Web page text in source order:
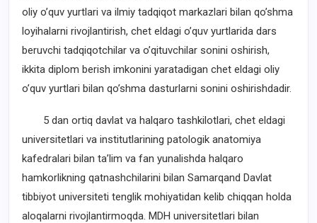
oliy oʼquv yurtlari va ilmiy tadqiqot markazlari bilan qoʼshma
loyihalarni rivojlantirish, chet eldagi oʼquv yurtlarida dars
beruvchi tadqiqotchilar va oʼqituvchilar sonini oshirish,
ikkita diplom berish imkonini yaratadigan chet eldagi oliy
oʼquv yurtlari bilan qoʼshma dasturlarni sonini oshirishdadir.
5 dan ortiq davlat va halqaro tashkilotlari, chet eldagi
universitetlari va institutlarining patologik anatomiya
kafedralari bilan taʼlim va fan yunalishda halqaro
hamkorlikning qatnashchilarini bilan Samarqand Davlat
tibbiyot universiteti tenglik mohiyatidan kelib chiqqan holda
aloqalarni rivojlantirmoqda. MDH universitetlari bilan